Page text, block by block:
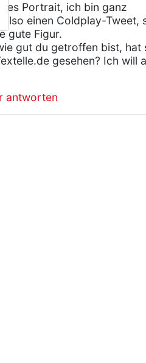
Portrait, ich bin ganz
also einen Coldplay-Tweet,
gute Figur.
gut du getroffen bist, hat
gesehen? Ich will
antworten